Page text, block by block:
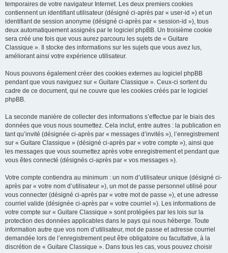
temporaires de votre navigateur Internet. Les deux premiers cookies
contiennent un identifiant utilisateur (désigné ci-après par « user-id ») et un
identifiant de session anonyme (désigné ci-après par « session-id »), tous
deux automatiquement assignés par le logiciel phpBB. Un troisième cookie
sera créé une fois que vous aurez parcouru les sujets de « Guitare
Classique ». Il stocke des informations sur les sujets que vous avez lus,
améliorant ainsi votre expérience utilisateur.
Nous pouvons également créer des cookies externes au logiciel phpBB
pendant que vous naviguez sur « Guitare Classique ». Ceux-ci sortent du
cadre de ce document, qui ne couvre que les cookies créés par le logiciel
phpBB.
La seconde manière de collecter des informations s’effectue par le biais des
données que vous nous soumettez. Cela inclut, entre autres : la publication en
tant qu’invité (désignée ci-après par « messages d’invités »), l’enregistrement
sur « Guitare Classique » (désigné ci-après par « votre compte »), ainsi que
les messages que vous soumettez après votre enregistrement et pendant que
vous êtes connecté (désignés ci-après par « vos messages »).
Votre compte contiendra au minimum : un nom d’utilisateur unique (désigné ci-
après par « votre nom d’utilisateur »), un mot de passe personnel utilisé pour
vous connecter (désigné ci-après par « votre mot de passe »), et une adresse
courriel valide (désignée ci-après par « votre courriel »). Les informations de
votre compte sur « Guitare Classique » sont protégées par les lois sur la
protection des données applicables dans le pays qui nous héberge. Toute
information autre que vos nom d’utilisateur, mot de passe et adresse courriel
demandée lors de l’enregistrement peut être obligatoire ou facultative, à la
discrétion de « Guitare Classique ». Dans tous les cas, vous pouvez choisir